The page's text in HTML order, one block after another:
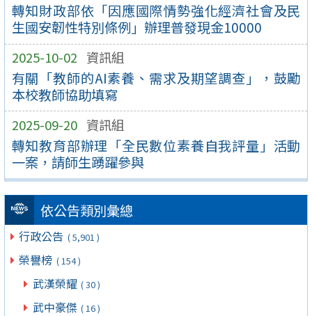
轉知財政部依「因應國際情勢強化經濟社會及民
生國安韌性特別條例」辦理普發現金10000
2025-10-02 資訊組
有關「教師的AI素養、需求及期望調查」，鼓勵
本校教師協助填寫
2025-09-20 資訊組
轉知教育部辦理「全民數位素養自我評量」活動
一案，請師生踴躍參與
依公告類別彙總
行政公告 ( 5,901 )
榮譽榜 ( 154 )
武漢榮耀 ( 30 )
武中豪傑 ( 16 )